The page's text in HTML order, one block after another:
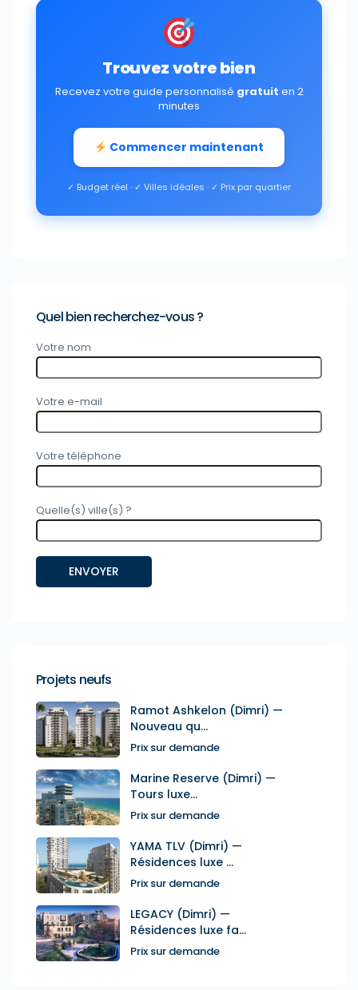
Trouvez votre bien
Recevez votre guide personnalisé gratuit en 2
minutes
Commencer maintenant
✓ Budget réel · ✓ Villes idéales · ✓ Prix par quartier
Quel bien recherchez-vous ?
Votre nom
Votre e-mail
Votre téléphone
Quelle(s) ville(s) ?
Projets neufs
Ramot Ashkelon (Dimri) —
Nouveau qu...
Prix sur demande
Marine Reserve (Dimri) —
Tours luxe...
Prix sur demande
YAMA TLV (Dimri) —
Résidences luxe ...
Prix sur demande
LEGACY (Dimri) —
Résidences luxe fa...
Prix sur demande